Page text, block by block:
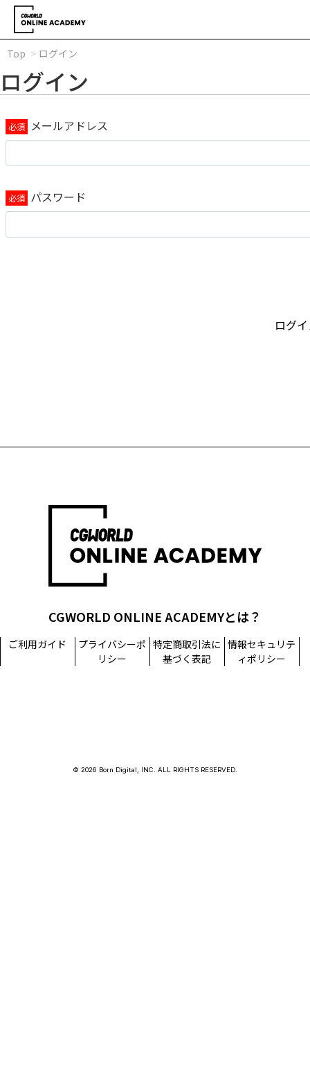
Top ログイン
ログイン
メールアドレス
パスワード
ログ
CGWORLD ONLINE ACADEMYとは？
ご利用ガイド
プライバシーポ
リシー
特定商取引法に
基づく表記
情報セキュリテ
ィポリシー
© 2026 Born Digital, INC. ALL RIGHTS RESERVED.